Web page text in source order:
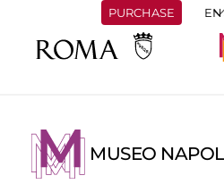
PURCHASE
MUSEO